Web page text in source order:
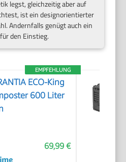
legst, gleichzeitig aber auf
ist ein designorientierter
Andernfalls genügt auch ein
den Einstieg.
EMPFEHLUNG
ECO-King
600 Liter
69,99 €